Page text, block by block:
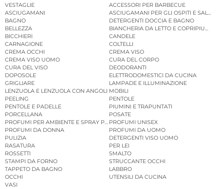
VESTAGLIE
ACCESSORI PER BARBECUE
ASCIUGAMANI
ASCIUGAMANI PER GLI OSPITI E
BAGNO
DETERGENTI DOCCIA E BAGNO
BELLEZZA
BIANCHERIA DA LETTO E COPRIPIUMINI
BICCHIERI
CANDELE
CARNAGIONE
COLTELLI
CREMA OCCHI
CREMA VISO
CREMA VISO UOMO
CURA DEL CORPO
CURA DEL VISO
DEODORANTI
DOPOSOLE
ELETTRODOMESTICI DA CUCINA
GRIGLIARE
LAMPADE E ILLUMINAZIONE
LENZUOLA E LENZUOLA CON ANGOLI MOBILI
PEELING
PENTOLE
PENTOLE E PADELLE
PIUMINI E TRAPUNTATI
PORCELLANA
POSATE
PROFUMI PER AMBIENTE E SPRAY PER AMBIENTE
PROFUMI UNISEX
PROFUMI DA DONNA
PROFUMI DA UOMO
PULIZIA
DETERGENTI VISO UOMO
RASATURA
PER LEI
ROSSETTI
SMALTO
STAMPI DA FORNO
STRUCCANTE OCCHI
TAPPETO DA BAGNO
LABBRO
OCCHI
UTENSILI DA CUCINA
VASI